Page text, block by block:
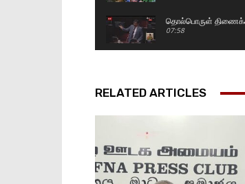
தொல்பொருள்
07:58
#malaiyagakuruvi
மலையக மக்கள் இன்னும்
11:43
RELATED ARTICLES